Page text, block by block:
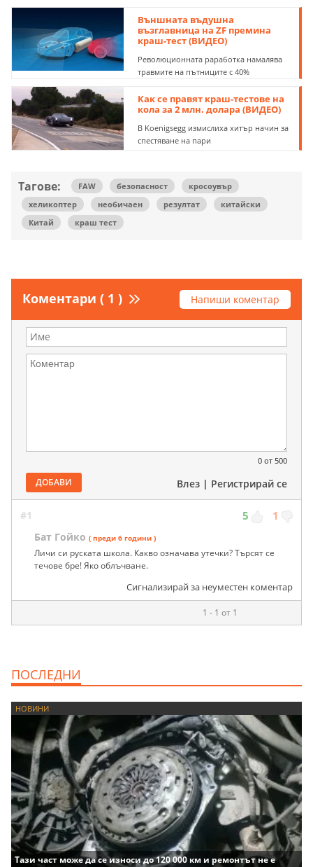
Външната въдушна
възглавница на ZF премина
краш-тест (ВИДЕО)
Революционната раработка намалява
травмите на пътниците с 40%
Как се правят краш-тестове на
кола за 2 млн. долара (ВИДЕО)
В Koenigsegg измислиха хитър начин за
спестяване на пари
Тагове: FAW безопасност
кросоувър
хеликоптер
необичаен резултат
китайски
Китай
краш тест
Коментари ( 1 ) Напиши коментар
0 от 500
ДОБАВИ Влез | Регистрирай се
#1 5 1
Бат Гойко ( преди 6 години )
Личи си руската школа. Какво означава утечки? Търсят се
течове бре! Яко облъчване.
Сигнализирай за неуместен коментар
1 - 1 от 1
ПОСЛЕДНИ
НОВИНИ
Тази част може да се износи до 120 000 км и ремонтът не е